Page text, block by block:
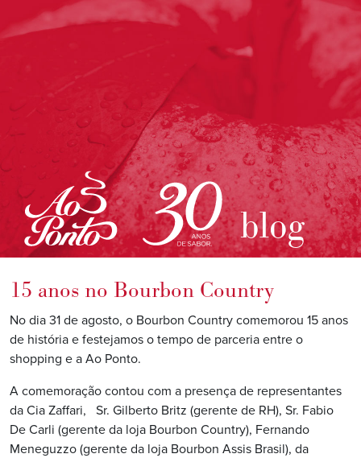
blog
15 anos no Bourbon Country
No dia 31 de agosto, o Bourbon Country comemorou 15 anos
de história e festejamos o tempo de parceria entre o
shopping e a Ao Ponto.
A comemoração contou com a presença de representantes
da Cia Zaffari, Sr. Gilberto Britz (gerente de RH), Sr. Fabio
De Carli (gerente da loja Bourbon Country), Fernando
Meneguzzo (gerente da loja Bourbon Assis Brasil), da